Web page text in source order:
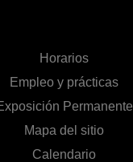
Horarios
Empleo y prácticas
Permanente
Mapa del sitio
Calendario